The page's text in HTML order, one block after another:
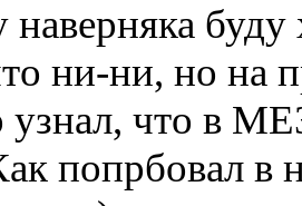
ни-ни, но на
узнал, что в
попрбовал в